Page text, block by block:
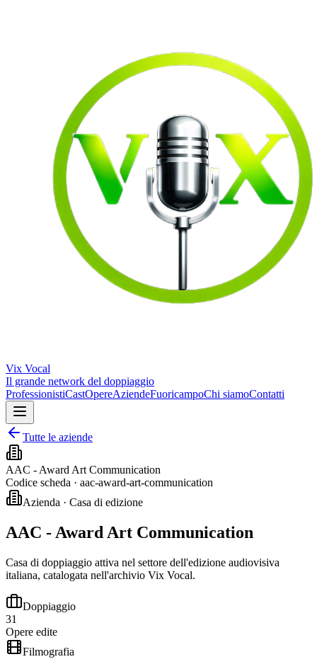
Vix Vocal
Il grande network del doppiaggio
ProfessionistiCastOpereAziendeFuoricampoChi siamoContatti
Tutte le aziende
AAC - Award Art Communication
Codice scheda · aac-award-art-communication
Azienda · Casa di edizione
AAC - Award Art Communication
Casa di doppiaggio attiva nel settore dell'edizione audiovisiva
italiana, catalogata nell'archivio Vix Vocal.
Doppiaggio
31
Opere edite
Filmografia